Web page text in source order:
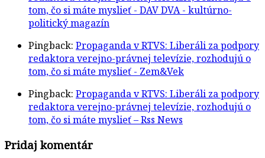
tom, čo si máte myslieť - DAV DVA - kultúrno-
politický magazín
Pingback: Propaganda v RTVS: Liberáli za podpory
redaktora verejno-právnej televízie, rozhodujú o
tom, čo si máte myslieť - Zem&Vek
Pingback: Propaganda v RTVS: Liberáli za podpory
redaktora verejno-právnej televízie, rozhodujú o
tom, čo si máte myslieť – Rss News
Pridaj komentár